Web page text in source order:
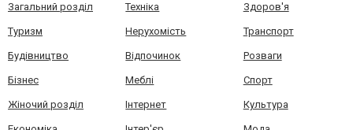
Загальний розділ Техніка Здоров'я
Туризм Нерухомість Транспорт
Будівництво Відпочинок Розваги
Бізнес Меблі Спорт
Жіночий розділ Інтернет Культура